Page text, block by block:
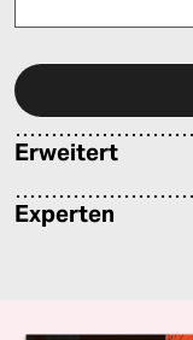
Erweitert
Experten